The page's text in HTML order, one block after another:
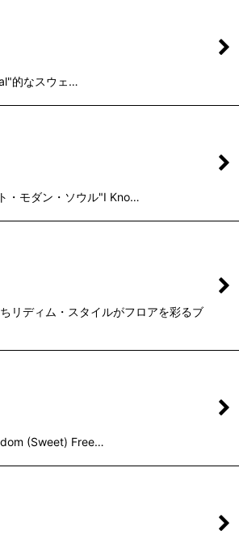
的なスウェ…
・モダン・ソウル"I Kno…
リディム・スタイルがフロアを彩るブ
(Sweet) Free…